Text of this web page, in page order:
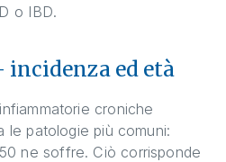
o IBD.
incidenza ed età
croniche
le patologie più comuni:
ne soffre. Ciò corrisponde